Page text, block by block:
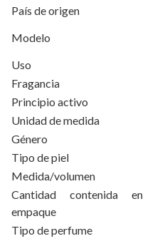
País de origen
Modelo
Uso
Fragancia
Principio activo
Unidad de medida
Género
Tipo de piel
Medida/volumen
Cantidad contenida
empaque
Tipo de perfume